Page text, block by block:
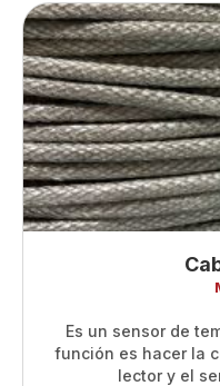
Es un sensor de
función es hacer la
lector y el